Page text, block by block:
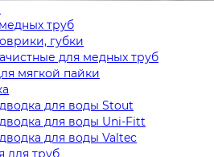
труб
губки
для медных труб
мягкой пайки
для воды Stout
для воды Uni-Fitt
для воды Valtec
для труб